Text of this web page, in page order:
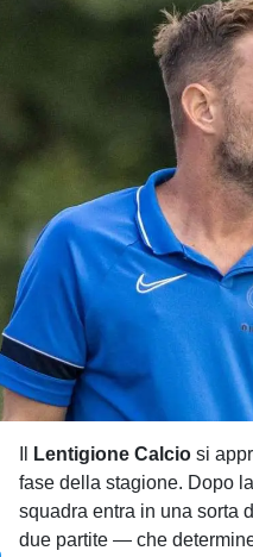
Lentigione Calciosi
fase della stagione. Dopo
squadra entra in una sorta
due partite — che